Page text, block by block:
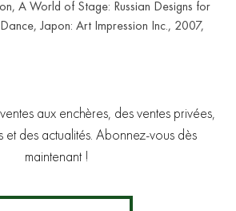
A World of Stage: Russian Designs for
Japon: Art Impression Inc., 2007,
aux enchères, des ventes privées,
et des actualités. Abonnez-vous dès
maintenant !